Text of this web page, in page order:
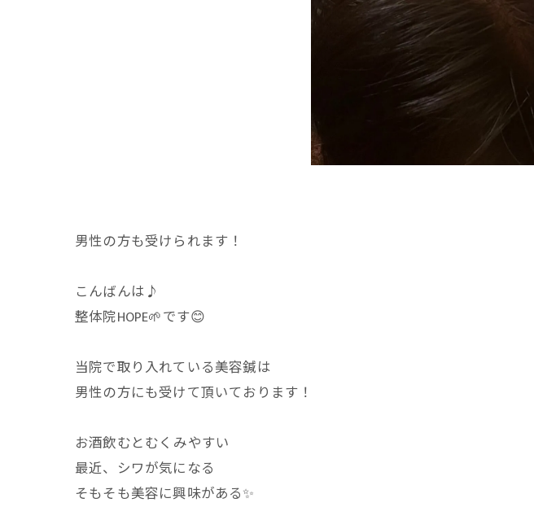
男性の方も受けられます！
こんばんは♪
整体院HOPE🌱です😊
当院で取り入れている美容鍼は
男性の方にも受けて頂いております！
お酒飲むとむくみやすい
最近、シワが気になる
そもそも美容に興味がある✨